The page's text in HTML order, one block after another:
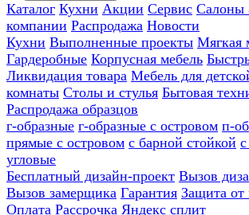
Каталог Кухни Акции Сервис
компании Распродажа Новости
Кухни Выполненные проекты Мягкая
Гардеробные Корпусная мебель
Ликвидация товара Мебель для
комнаты Столы и стулья Бытовая
Распродажа образцов
г-образные г-образные с островом п-
прямые с островом с барной стойкой
угловые
Бесплатный дизайн-проект Вызов
Вызов замерщика Гарантия Защита от
Оплата Рассрочка Яндекс сплит